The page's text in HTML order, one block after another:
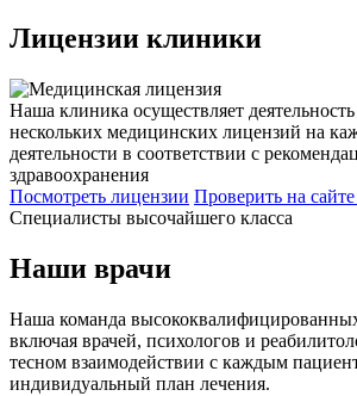
Лицензии клиники
Наша клиника осуществляет
нескольких медицинских лицензий на
деятельности в соответствии с
здравоохранения
Посмотреть лицензии Проверить на
Специалисты высочайшего класса
Наши врачи
Наша команда
включая врачей, психологов и
тесном взаимодействии с каждым
индивидуальный план лечения.